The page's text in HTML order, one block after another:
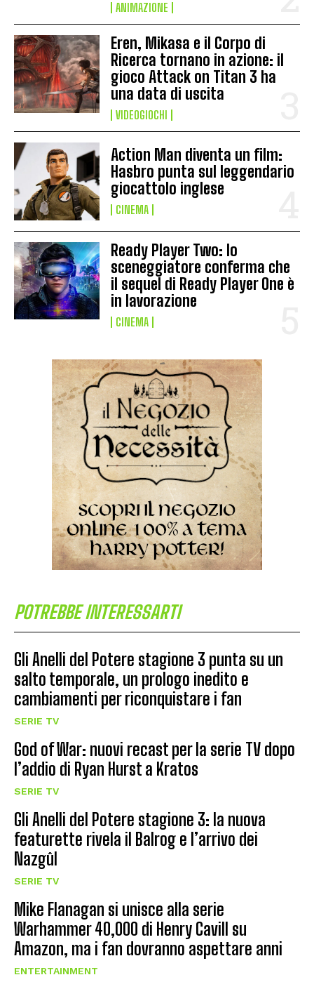
ANIMAZIONE
Eren, Mikasa e il Corpo di
Ricerca tornano in azione: il
gioco Attack on Titan 3 ha
una data di uscita
VIDEOGIOCHI
Action Man diventa un film:
Hasbro punta sul leggendario
giocattolo inglese
CINEMA
Ready Player Two: lo
sceneggiatore conferma che
il sequel di Ready Player One è
in lavorazione
CINEMA
POTREBBE INTERESSARTI
Gli Anelli del Potere stagione 3 punta su un
salto temporale, un prologo inedito e
cambiamenti per riconquistare i fan
SERIE TV
God of War: nuovi recast per la serie TV dopo
l’addio di Ryan Hurst a Kratos
SERIE TV
Gli Anelli del Potere stagione 3: la nuova
featurette rivela il Balrog e l’arrivo dei
Nazgûl
SERIE TV
Mike Flanagan si unisce alla serie
Warhammer 40,000 di Henry Cavill su
Amazon, ma i fan dovranno aspettare anni
ENTERTAINMENT